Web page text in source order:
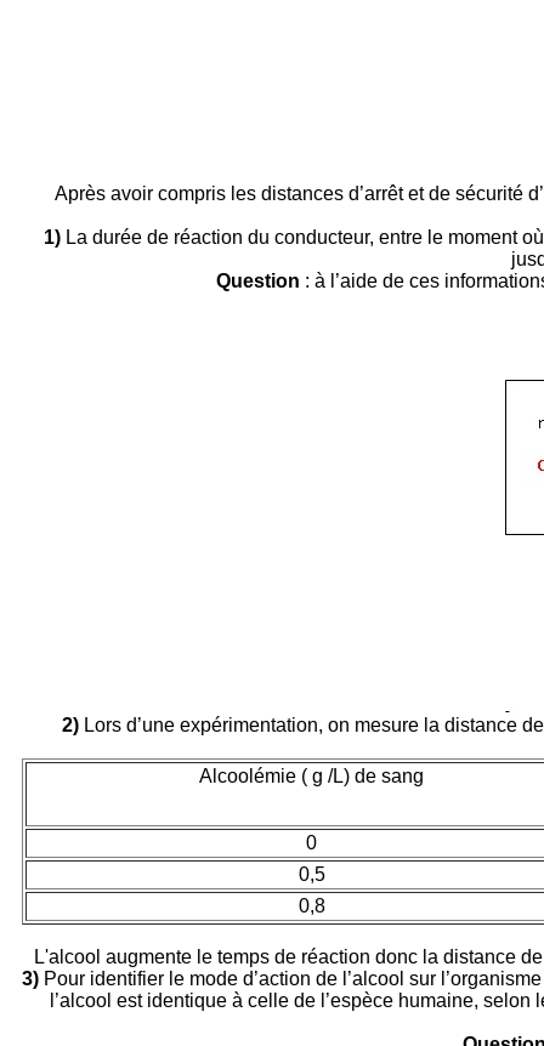
Après avoir compris les distances d’arrêt et de sécurité
1) La durée de réaction du conducteur, entre le moment
Question : à l’aide de ces
2) Lors d’une expérimentation, on mesure la distance
Alcoolémie ( g /L) de sang
0
0,5
0,8
L'alcool augmente le temps de réaction donc la distance
3) Pour identifier le mode d’action de l’alcool sur
l’alcool est identique à celle de l’espèce humaine,